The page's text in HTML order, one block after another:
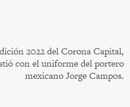
2022 del Corona Capital,
con el uniforme del portero
mexicano Jorge Campos.